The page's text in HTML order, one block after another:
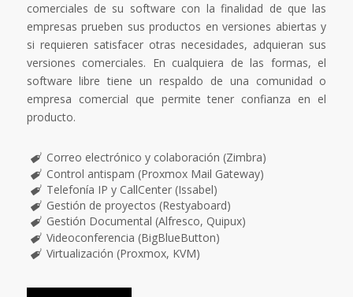
comerciales de su software con la finalidad de que las
empresas prueben sus productos en versiones abiertas y
si requieren satisfacer otras necesidades, adquieran sus
versiones comerciales. En cualquiera de las formas, el
software libre tiene un respaldo de una comunidad o
empresa comercial que permite tener confianza en el
producto.
Correo electrónico y colaboración (Zimbra)
Control antispam (Proxmox Mail Gateway)
Telefonía IP y CallCenter (Issabel)
Gestión de proyectos (Restyaboard)
Gestión Documental (Alfresco, Quipux)
Videoconferencia (BigBlueButton)
Virtualización (Proxmox, KVM)